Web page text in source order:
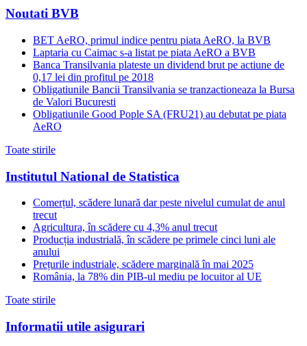
Noutati BVB
BET AeRO, primul indice pentru piata AeRO, la BVB
Laptaria cu Caimac s-a listat pe piata AeRO a BVB
Banca Transilvania plateste un dividend brut pe actiune de
0,17 lei din profitul pe 2018
Obligatiunile Bancii Transilvania se tranzactioneaza la Bursa
de Valori Bucuresti
Obligatiunile Good Pople SA (FRU21) au debutat pe piata
AeRO
Toate stirile
Institutul National de Statistica
Comerțul, scădere lunară dar peste nivelul cumulat de anul
trecut
Agricultura, în scădere cu 4,3% anul trecut
Producția industrială, în scădere pe primele cinci luni ale
anului
Prețurile industriale, scădere marginală în mai 2025
România, la 78% din PIB-ul mediu pe locuitor al UE
Toate stirile
Informatii utile asigurari